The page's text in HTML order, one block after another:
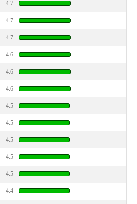
4.7
4.7
4.7
4.6
4.6
4.6
4.5
4.5
4.5
4.5
4.5
4.4